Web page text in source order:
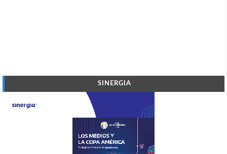
SINERGIA